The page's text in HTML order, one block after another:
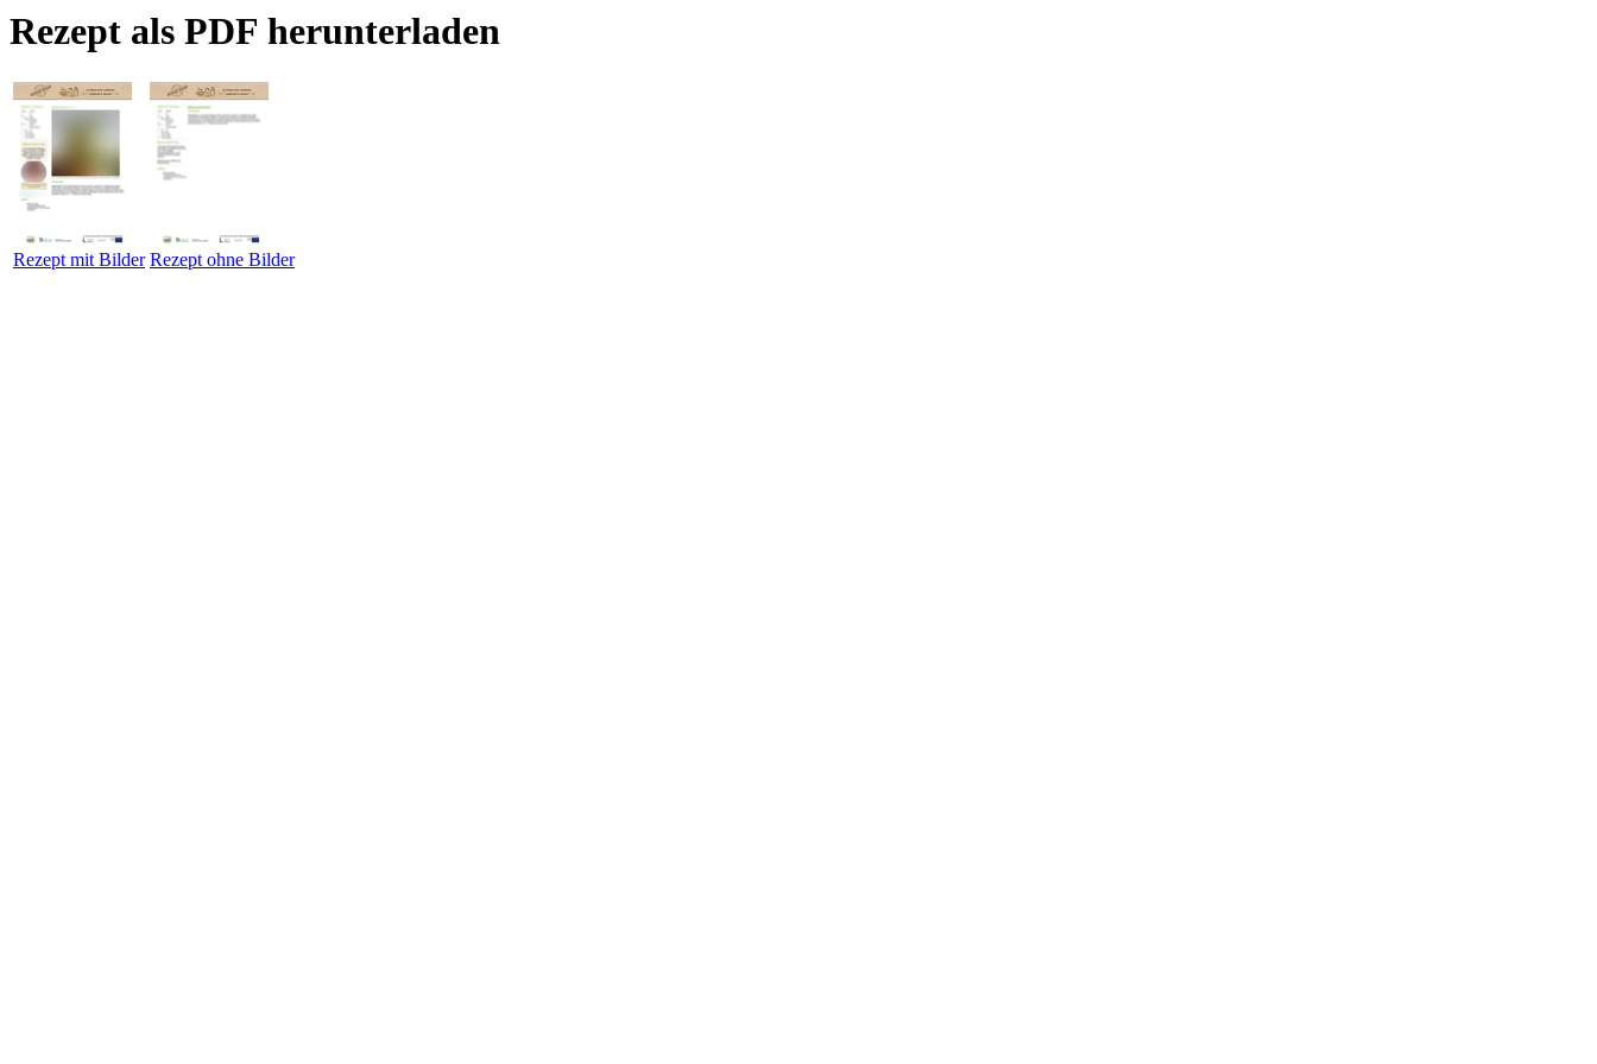
Rezept als PDF herunterladen
Rezept mit Bilder Rezept ohne Bilder